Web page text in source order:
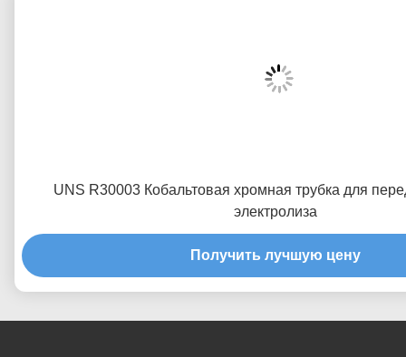
UNS R30003 Кобальтовая хромная трубка для
электролиза
Получить лучшую цену